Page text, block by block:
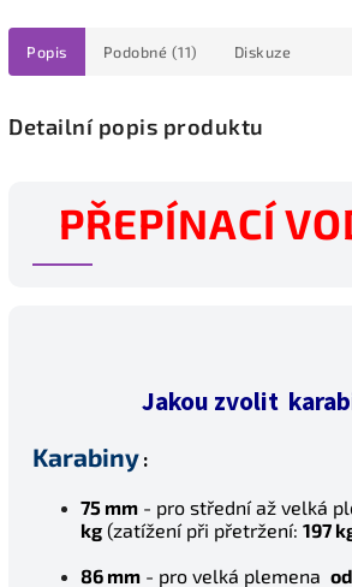
Popis Podobné (11) Diskuze
Detailní popis produktu
PŘEPÍNACÍ
Jakou zvolit
Karabiny:
75 mm - pro střední až velká
kg (zatížení při přetržení: 197
86 mm - pro velká plemena